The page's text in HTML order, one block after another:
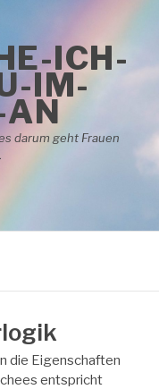
ICH-
IM-
darum geht Frauen
die Eigenschaften
entspricht